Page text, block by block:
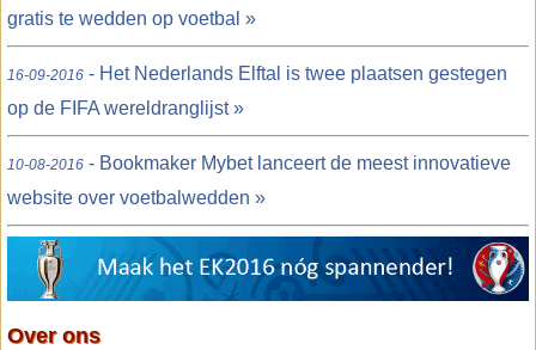
gratis te wedden op voetbal »
16-09-2016 - Het Nederlands Elftal is twee plaatsen gestegen
op de FIFA wereldranglijst »
10-08-2016 - Bookmaker Mybet lanceert de meest innovatieve
website over voetbalwedden »
Over ons